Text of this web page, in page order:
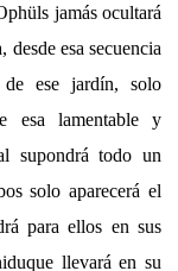
jamás ocultará
desde esa secuencia
de ese jardín, solo
esa lamentable y
supondrá todo un
solo aparecerá el
para ellos en sus
llevará en su